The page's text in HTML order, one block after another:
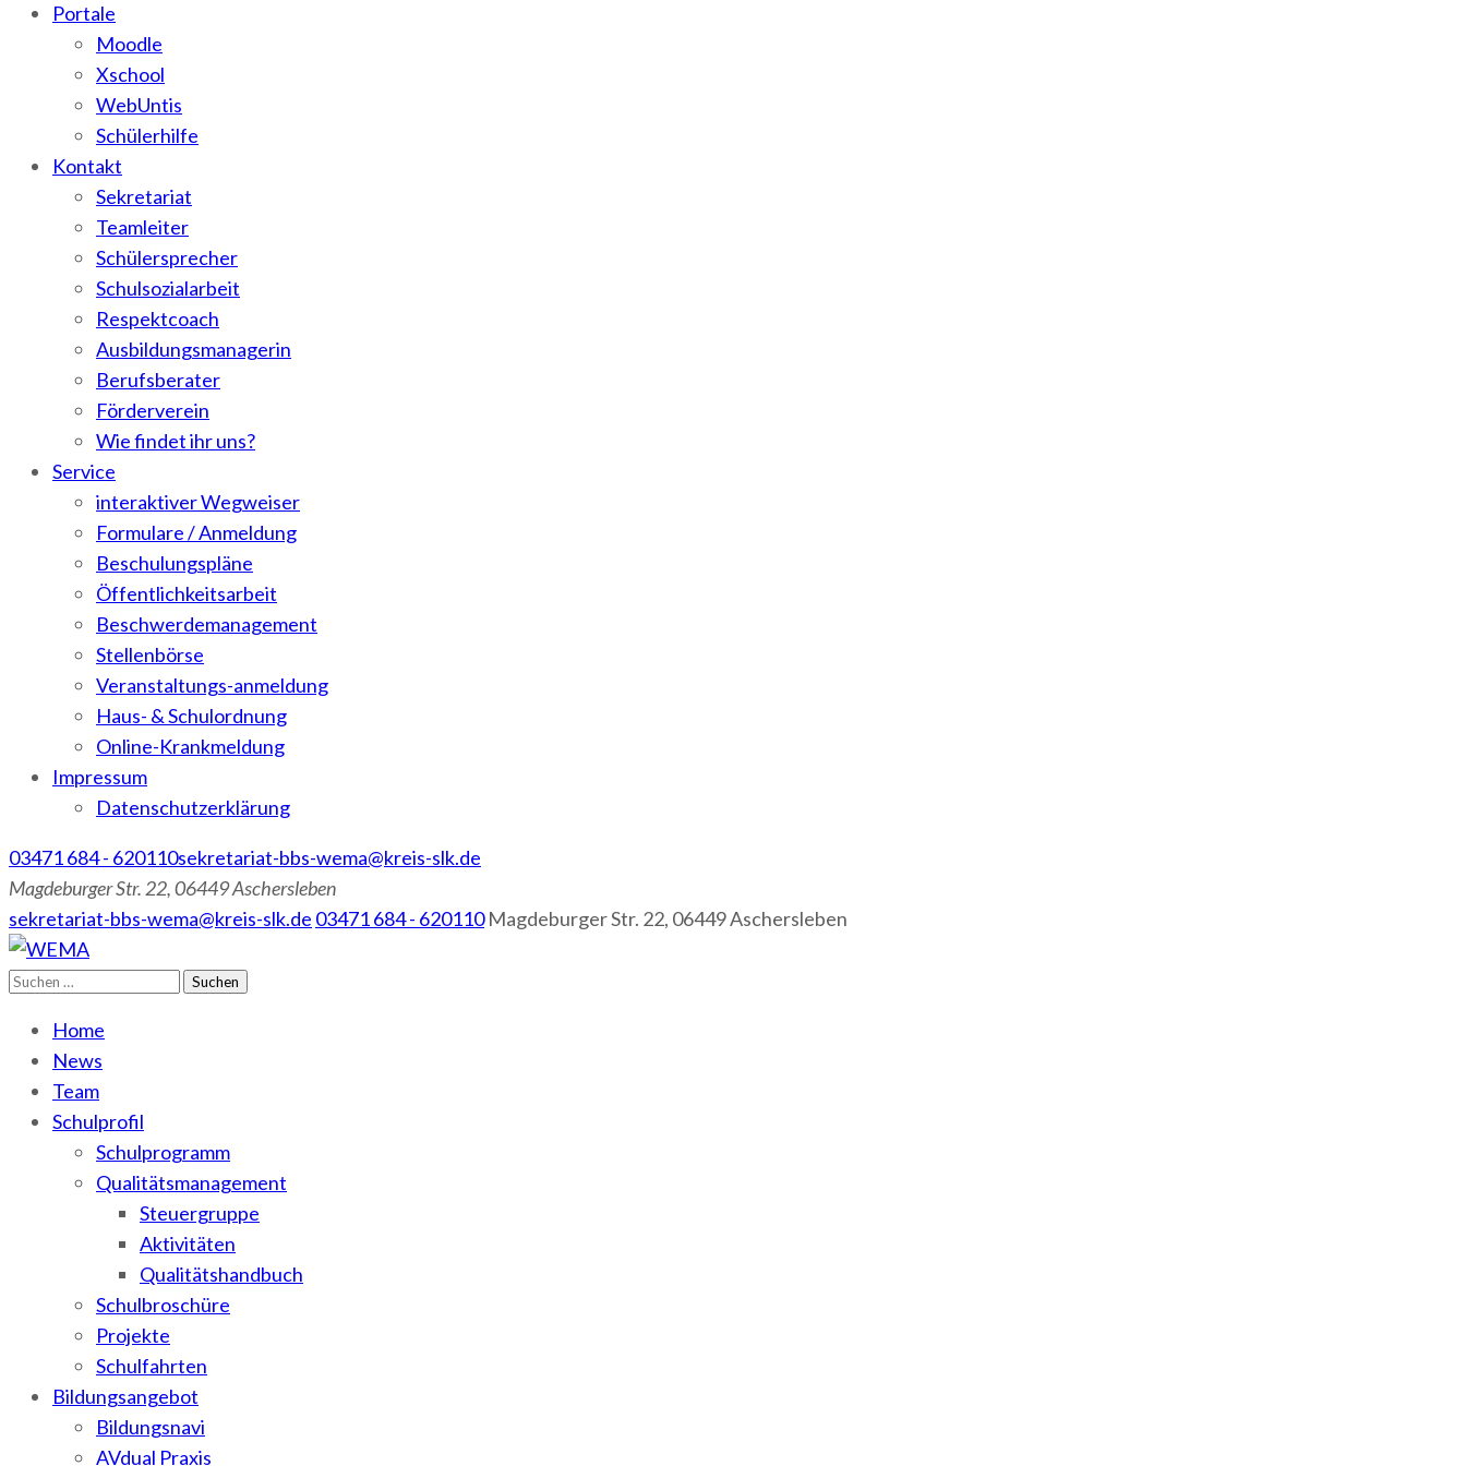
Portale
Moodle
Xschool
WebUntis
Schülerhilfe
Kontakt
Sekretariat
Teamleiter
Schülersprecher
Schulsozialarbeit
Respektcoach
Ausbildungsmanagerin
Berufsberater
Förderverein
Wie findet ihr uns?
Service
interaktiver Wegweiser
Formulare / Anmeldung
Beschulungspläne
Öffentlichkeitsarbeit
Beschwerdemanagement
Stellenbörse
Veranstaltungs-anmeldung
Haus- & Schulordnung
Online-Krankmeldung
Impressum
Datenschutzerklärung
03471 684 - 620110sekretariat-bbs-wema@kreis-slk.de
Magdeburger Str. 22, 06449 Aschersleben
sekretariat-bbs-wema@kreis-slk.de 03471 684 - 620110 Magdeburger Str. 22, 06449 Aschersleben
WEMA
BbS I des Salzlandkreises
Suchen
Home
News
Team
Schulprofil
Schulprogramm
Qualitätsmanagement
Steuergruppe
Aktivitäten
Qualitätshandbuch
Schulbroschüre
Projekte
Schulfahrten
Bildungsangebot
Bildungsnavi
AVdual Praxis